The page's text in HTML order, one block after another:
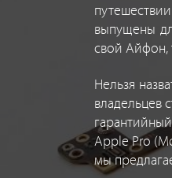
выпущены
свой Айфон,
Нельзя
владельцев
Apple Pro
мы